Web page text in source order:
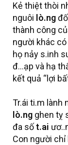
Kẻ thiệt thòi
nguôi lò.ng
thành công
người khác
họ nảy s.inh
đ…ạp và hạ
kết quả “lợi
Tr.ái ti.m lành
lò.ng ghen tỵ
đa sốt.ai
Con người chỉ